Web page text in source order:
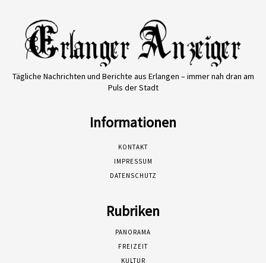
Tägliche Nachrichten und Berichte aus Erlangen – immer nah dran am
Puls der Stadt
Informationen
KONTAKT
IMPRESSUM
DATENSCHUTZ
Rubriken
PANORAMA
FREIZEIT
KULTUR